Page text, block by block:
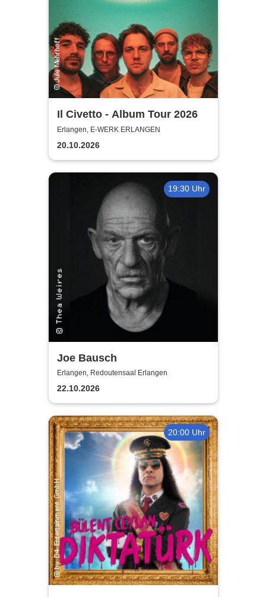
Il Civetto - Album Tour 2026
Erlangen, E-WERK ERLANGEN
20.10.2026
19:30 Uhr
Joe Bausch
Erlangen, Redoutensaal Erlangen
22.10.2026
20:00 Uhr